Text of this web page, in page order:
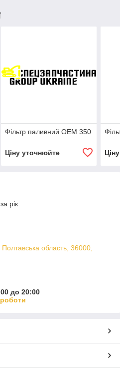
Фільтр паливний OEM 350
Ціну уточнюйте
рік
область, 36000,
до 20:00